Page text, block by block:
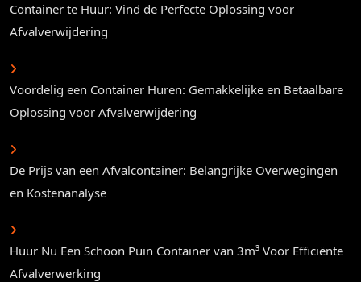
Container te Huur: Vind de Perfecte Oplossing voor
Afvalverwijdering
Voordelig een Container Huren: Gemakkelijke en Betaalbare
Oplossing voor Afvalverwijdering
De Prijs van een Afvalcontainer: Belangrijke Overwegingen
en Kostenanalyse
Huur Nu Een Schoon Puin Container van 3m³ Voor Efficiënte
Afvalverwerking